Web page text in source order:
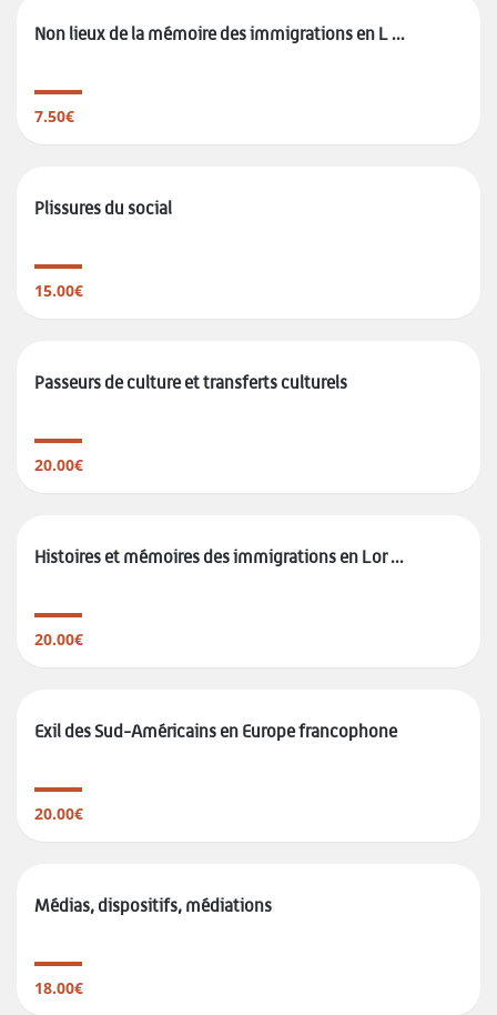
Non lieux de la mémoire des immigrations en L ...
7.50€
Plissures du social
15.00€
Passeurs de culture et transferts culturels
20.00€
Histoires et mémoires des immigrations en Lor ...
20.00€
Exil des Sud-Américains en Europe francophone
20.00€
Médias, dispositifs, médiations
18.00€